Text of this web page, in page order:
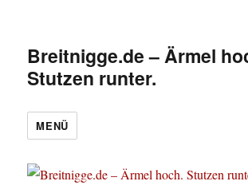
Breitnigge.de – Ärmel
Stutzen runter.
MENÜ